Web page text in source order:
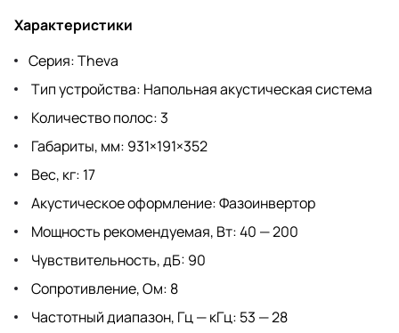
Характеристики
Серия: Theva
Тип устройства: Напольная акустическая система
Количество полос: 3
Габариты, мм: 931×191×352
Вес, кг: 17
Акустическое оформление: Фазоинвертор
Мощность рекомендуемая, Вт: 40 — 200
Чувствительность, дБ: 90
Сопротивление, Ом: 8
Частотный диапазон, Гц — кГц: 53 — 28